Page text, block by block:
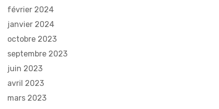
février 2024
janvier 2024
octobre 2023
septembre 2023
juin 2023
avril 2023
mars 2023